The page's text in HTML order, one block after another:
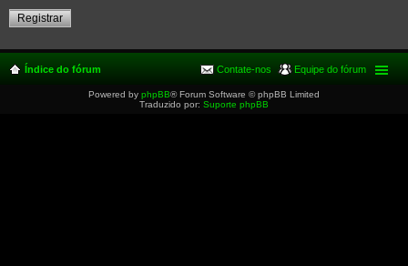
Registrar
Índice do fórum Equipe do fórum
Contate-nos
Powered by phpBB® Forum Software © phpBB Limited
Traduzido por: Suporte phpBB